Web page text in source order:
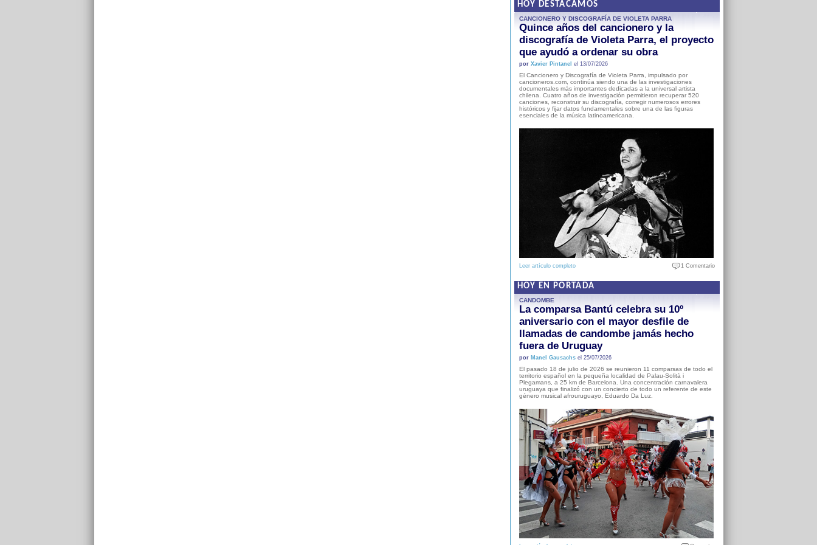
HOY DESTACAMOS
CANCIONERO Y DISCOGRAFÍA DE VIOLETA PARRA
Quince años del cancionero y la
discografía de Violeta Parra, el proyecto
que ayudó a ordenar su obra
por Xavier Pintanel el 13/07/2026
El Cancionero y Discografía de Violeta Parra, impulsado por
cancioneros.com, continúa siendo una de las investigaciones
documentales más importantes dedicadas a la universal artista
chilena. Cuatro años de investigación permitieron recuperar 520
canciones, reconstruir su discografía, corregir numerosos errores
históricos y fijar datos fundamentales sobre una de las figuras
esenciales de la música latinoamericana.
Leer artículo completo 1 Comentario
HOY EN PORTADA
CANDOMBE
La comparsa Bantú celebra su 10º
aniversario con el mayor desfile de
llamadas de candombe jamás hecho
fuera de Uruguay
por Manel Gausachsel 25/07/2026
El pasado 18 de julio de 2026 se reunieron 11 comparsas de todo el
territorio español en la pequeña localidad de Palau-Solità i
Plegamans, a 25 km de Barcelona. Una concentración carnavalera
uruguaya que finalizó con un concierto de todo un referente de este
género musical afrouruguayo, Eduardo Da Luz.